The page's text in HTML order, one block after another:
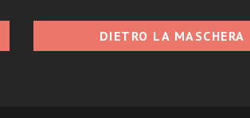
DIETRO LA MASCHERA